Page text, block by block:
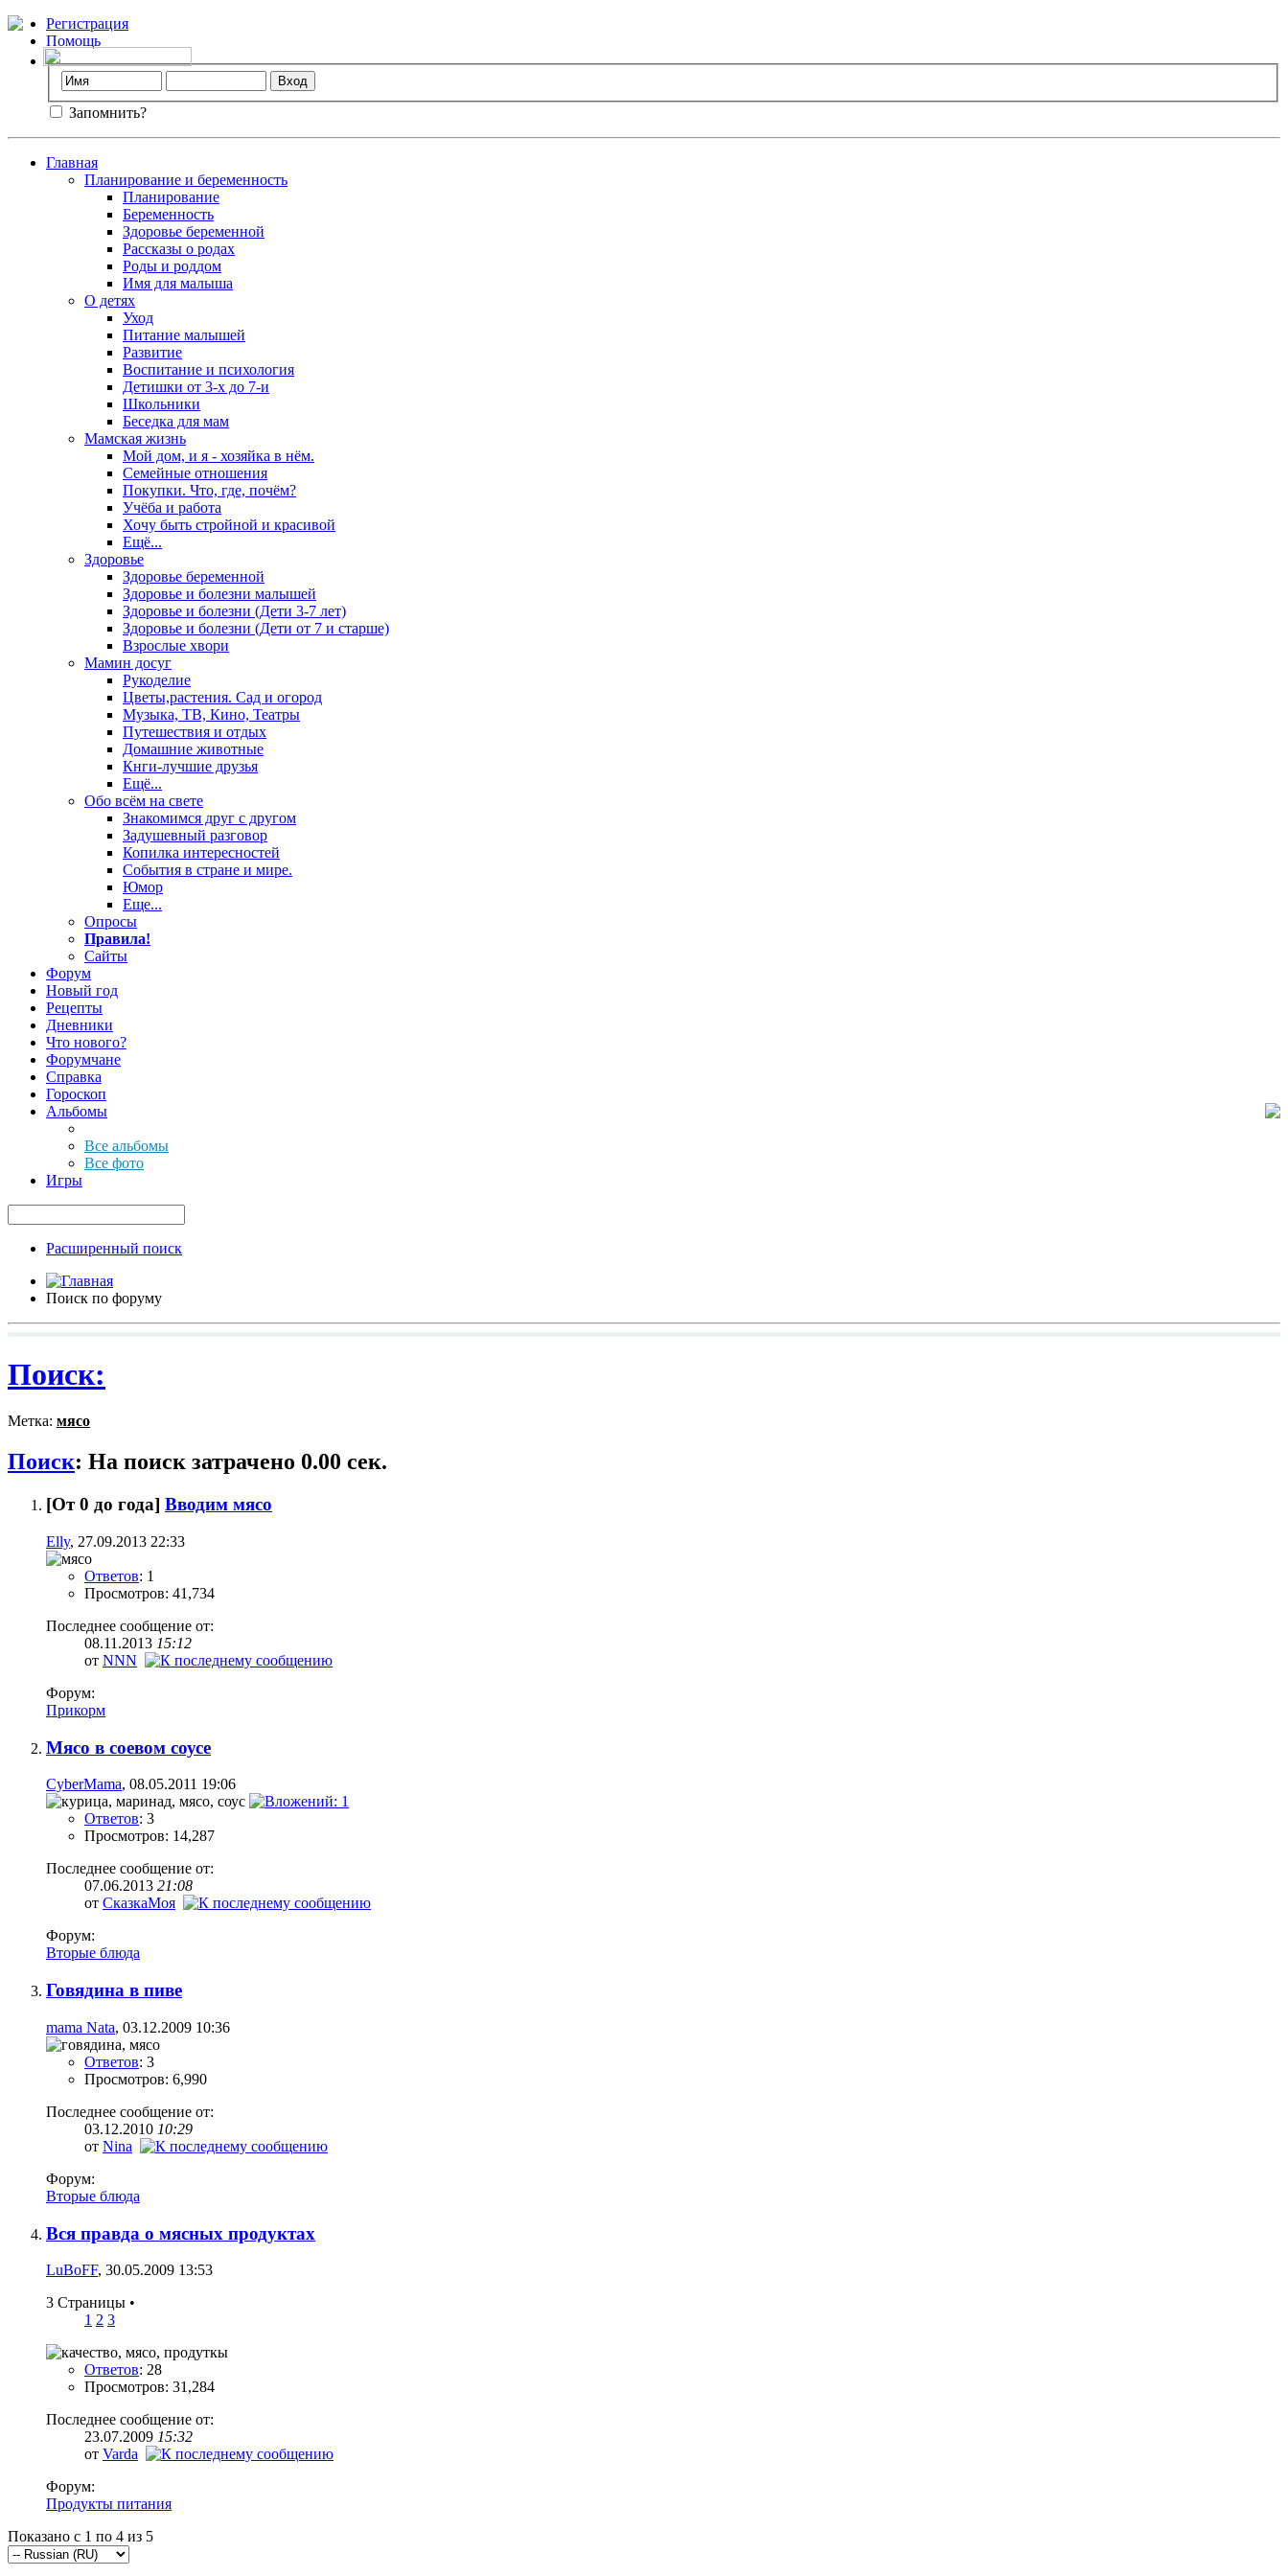
Регистрация
Помощь
Запомнить?
Главная
Планирование и беременность
Планирование
Беременность
Здоровье беременной
Рассказы о родах
Роды и роддом
Имя для малыша
О детях
Уход
Питание малышей
Развитие
Воспитание и психология
Детишки от 3-х до 7-и
Школьники
Беседка для мам
Мамская жизнь
Мой дом, и я - хозяйка в нём.
Семейные отношения
Покупки. Что, где, почём?
Учёба и работа
Хочу быть стройной и красивой
Ещё...
Здоровье
Здоровье беременной
Здоровье и болезни малышей
Здоровье и болезни (Дети 3-7 лет)
Здоровье и болезни (Дети от 7 и старше)
Взрослые хвори
Мамин досуг
Рукоделие
Цветы,растения. Сад и огород
Музыка, ТВ, Кино, Театры
Путешествия и отдых
Домашние животные
Кнги-лучшие друзья
Ещё...
Обо всём на свете
Знакомимся друг с другом
Задушевный разговор
Копилка интересностей
События в стране и мире.
Юмор
Еще...
Опросы
Правила!
Сайты
Форум
Новый год
Рецепты
Дневники
Что нового?
Форумчане
Справка
Гороскоп
Альбомы
Все альбомы
Все фото
Игры
Расширенный поиск
Поиск по форуму
Поиск:
Метка: мясо
Поиск: На поиск затрачено 0.00 сек.
[От 0 до года] Вводим мясо
Elly, 27.09.2013 22:33
Ответов: 1
Просмотров: 41,734
Последнее сообщение от:
08.11.2013 15:12
от NNN
Форум:
Прикорм
Мясо в соевом соусе
CyberMama, 08.05.2011 19:06
Ответов: 3
Просмотров: 14,287
Последнее сообщение от:
07.06.2013 21:08
от СказкаМоя
Форум:
Вторые блюда
Говядина в пиве
mama Nata, 03.12.2009 10:36
Ответов: 3
Просмотров: 6,990
Последнее сообщение от:
03.12.2010 10:29
от Nina
Форум:
Вторые блюда
Вся правда о мясных продуктах
LuBoFF, 30.05.2009 13:53
3 Страницы •
1 2 3
Ответов: 28
Просмотров: 31,284
Последнее сообщение от:
23.07.2009 15:32
от Varda
Форум:
Продукты питания
Показано с 1 по 4 из 5